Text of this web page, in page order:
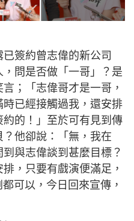
簽約曾志偉的新公司
，問是否做「一哥」？是
；「志偉哥才是一哥，
已經接觸過我，還安排
的！」至於可有見到傳
他卻說：「無，我在
到與志偉談到甚麼目標？
，只要有戲演便滿足，
可以，今日回來宣傳，